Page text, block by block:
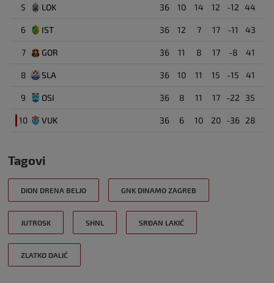
5 LOK 36 10 14 12 -12 44
6 IST 36 12 7 17 -11 43
7 GOR 36 11 8 17 -8 41
8 SLA 36 10 11 15 -15 41
9 OSI 36 8 11 17 -22 35
10 VUK 36 6 10 20 -36 28
Tagovi
DION DRENA BELJO GNK DINAMO ZAGREB
JUTROSK SHNL SRĐAN LAKIĆ
ZLATKO DALIĆ